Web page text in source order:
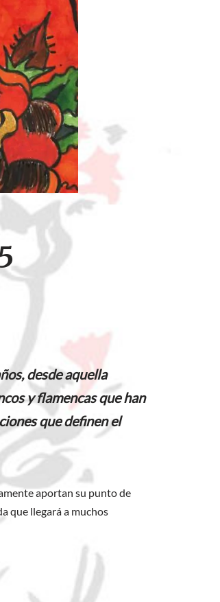
desde aquella
y flamencas que han
que definen el
aportan su punto de
que llegará a muchos